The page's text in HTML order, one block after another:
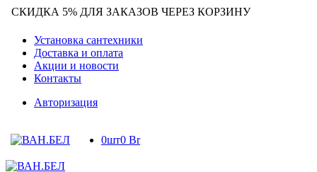
СКИДКА 5% ДЛЯ ЗАКАЗОВ ЧЕРЕЗ КОРЗИНУ
Установка сантехники
Доставка и оплата
Акции и новости
Контакты
Авторизация
0шт0 Br